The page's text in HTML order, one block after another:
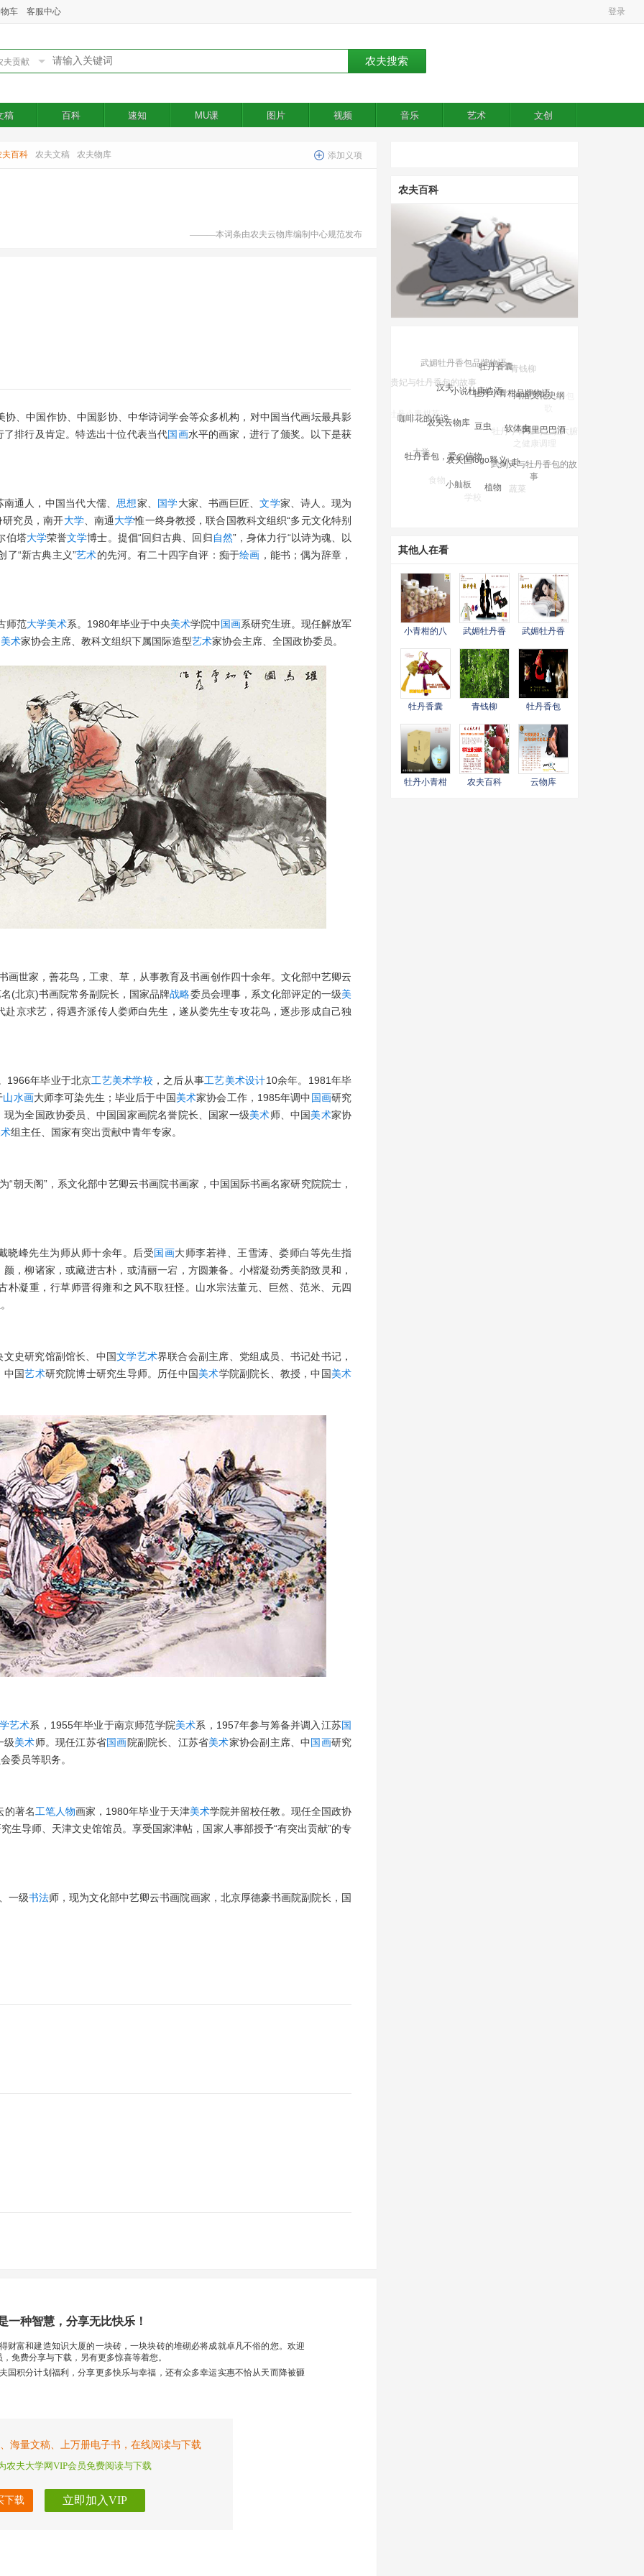
车 客服中心 登录
稿 百科 速知 MU课 图片 视频 音乐 艺术 文创
夫百科 农夫文稿 农夫物库 添加义项
———本词条由农夫云物库编制中心规范发布
、中国作协、中国影协、中华诗词学会等众多机构，对中国当代画坛最具影
排行及肯定。特选出十位代表当代国画水平的画家，进行了颁奖。以下是获
通人，中国当代大儒、 思想家、 国学大家、书画巨匠、文学家、诗人。现为
究员，南开大学、南通大学惟一终身教授，联合国教科文组织“多元文化特别
伯塔大学荣誉文学博士。提倡“回归古典、回归自然”，身体力行“以诗为魂、以
了“新古典主义”艺术的先河。有二十四字自评：痴于绘画 ，能书；偶为辞章，
师范大学美术系。1980年毕业于中央美术学院中国画系研究生班。现任解放军
美术家协会主席、教科文组织下属国际造型艺术家协会主席、全国政协委员。
画世家，善花鸟，工隶、草，从事教育及书画创作四十余年。文化部中艺卿云
(北京)书画院常务副院长，国家品牌战略委员会理事，系文化部评定的一级美
京求艺，得遇齐派传人娄师白先生，遂从娄先生专攻花鸟，逐步形成自己独
1966年毕业于北京工艺美术学校 ，之后从事工艺美术设计10余年。1981年毕
山水画大师李可染先生；毕业后于中国美术家协会工作，1985年调中 国画研究
为全国政协委员、中国国家画院名誉院长、国家一级美术师、中国美术家协
组主任、国家有突出贡献中青年专家。
朝天阁”，系文化部中艺卿云书画院书画家，中国国际书画名家研究院院士，
晓峰先生为师从师十余年。后受国画大师李若禅、王雪涛、娄师白等先生指
，柳诸家，或藏进古朴，或清丽一宕，方圆兼备。小楷凝劲秀美韵致灵和，
朴凝重，行草师晋得雍和之风不取狂怪。山水宗法董元、巨然、范米、元四
文史研究馆副馆长、中国文学艺术界联合会副主席、党组成员、书记处书记，
中国艺术研究院博士研究生导师。历任中国美术学院副院长、教授，中国美术
艺术系，1955年毕业于南京师范学院美术系，1957年参与筹备并调入江苏国
级美术师。现任江苏省国画院副院长、江苏省美术家协会副主席、中国画研究
委员等职务。
的著名工笔人物画家，1980年毕业于天津美术学院并留校任教。现任全国政协
生导师、天津文史馆馆员。享受国家津帖，国家人事部授予“有突出贡献”的专
一级书法师，现为文化部中艺卿云书画院画家，北京厚德豪书画院副院长，国
一种智慧，分享无比快乐！
财富和建造知识大厦的一块砖，一块块砖的堆砌必将成就卓凡不俗的您。欢迎
免费分享与下载，另有更多惊喜等着您。
国积分计划福利，分享更多快乐与幸福，还有众多幸运实惠不恰从天而降被砸
海量文稿、上万册电子书，在线阅读与下载
农夫大学网VIP会员免费阅读与下载
下载 立即加入VIP
农夫百科
武媚牡丹香包品牌物语
牡丹香囊
小说杜康造酒
牡丹小青柑品牌物语
牡丹小青柑与五脏六腑
之健康调理
农夫国logo释义八卦
事树木
食物
学校
其他人在看
小青柑的八
武媚牡丹香
武媚牡丹香
牡丹香囊 青钱柳 牡丹香包
牡丹小青柑 农夫百科 云物库